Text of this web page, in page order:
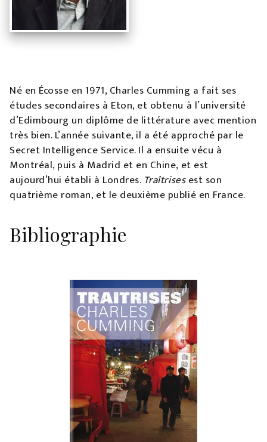
Né en Écosse en 1971, Charles Cumming a fait ses
études secondaires à Eton, et obtenu à l’université
d’Edimbourg un diplôme de littérature avec mention
très bien. L’année suivante, il a été approché par le
Secret Intelligence Service. Il a ensuite vécu à
Montréal, puis à Madrid et en Chine, et est
aujourd’hui établi à Londres. Traîtrisesest son
quatrième roman, et le deuxième publié en France.
Bibliographie